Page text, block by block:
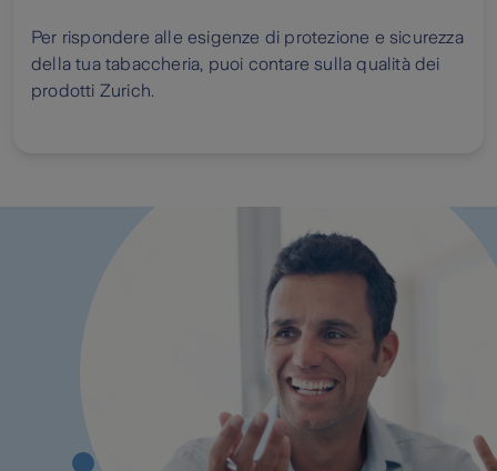
Per rispondere alle esigenze di protezione e sicurezza
della tua tabaccheria, puoi contare sulla qualità dei
prodotti Zurich.